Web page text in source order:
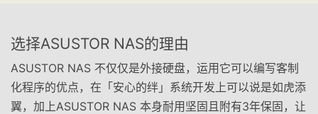
选择ASUSTOR NAS的理由
ASUSTOR NAS 不仅仅是外接硬盘，运用它可以编写客制
化程序的优点，在「安心的绊」系统开发上可以说是如虎添
翼，加上ASUSTOR NAS 本身耐用坚固且附有3年保固，让